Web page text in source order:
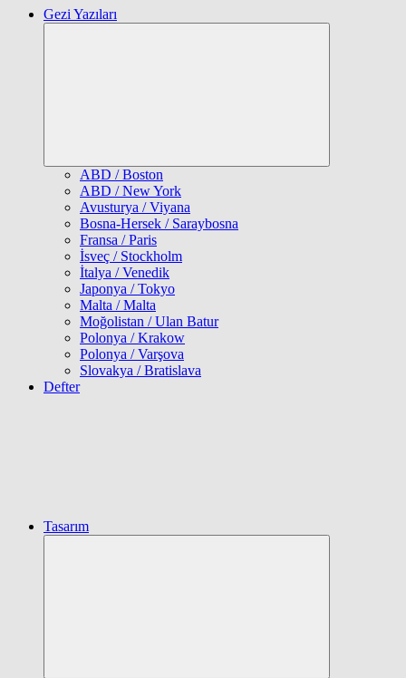
Gezi Yazıları
ABD / Boston
ABD / New York
Avusturya / Viyana
Bosna-Hersek / Saraybosna
Fransa / Paris
İsveç / Stockholm
İtalya / Venedik
Japonya / Tokyo
Malta / Malta
Moğolistan / Ulan Batur
Polonya / Krakow
Polonya / Varşova
Slovakya / Bratislava
Defter
Tasarım